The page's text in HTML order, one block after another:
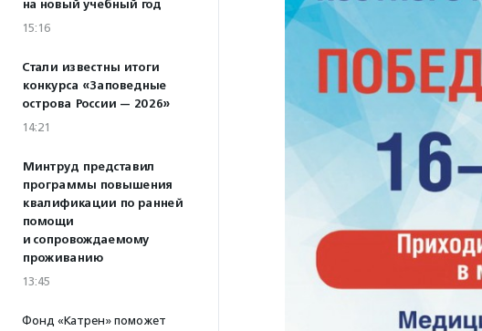
на новый учебный год
15:16
Стали известны итоги
конкурса «Заповедные
острова России — 2026»
14:21
Минтруд представил
программы повышения
квалификации по ранней
помощи
и сопровождаемому
проживанию
13:45
Фонд «Катрен» поможет